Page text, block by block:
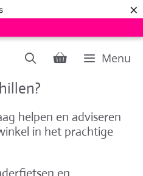
×
Menu
helpen en adviseren
in het prachtige